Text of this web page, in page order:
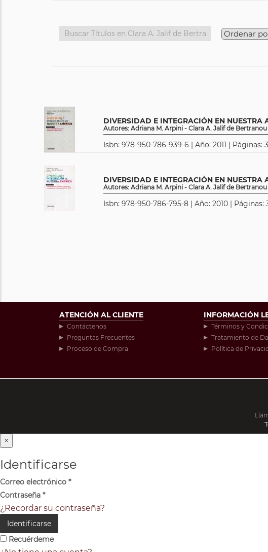
DIVERSIDAD E INTEGRACIÓN EN NUESTRA
Autores: Adriana M. Arpini - Clara A. Jalif de
Isbn: 978-950-786-939-6 | Año: 2011 | Páginas:
DIVERSIDAD E INTEGRACIÓN EN NUESTRA
Autores: Adriana M. Arpini - Clara A. Jalif de Bertranou
Isbn: 978-950-786-795-8 | Año: 2010 | Páginas:
ATENCIÓN AL CLIENTE
Contáctenos
Preguntas Frecuentes
Proceso de Compra
INFORMACIÓN
Términos y
Tratamiento de
Política de
×
Identificarse
Correo electrónico *
Contraseña *
¿Recordar su contraseña?
Identificarse
Recuérdeme